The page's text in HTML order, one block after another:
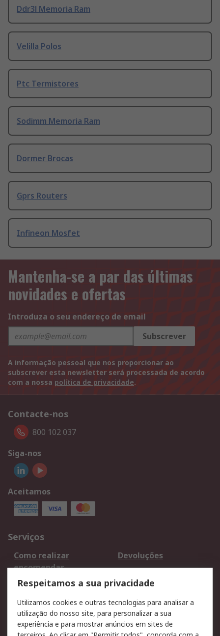
Ddr3l Memoria Ram
Velilla Polos
Ptc Termistores
Sodimm Memoria Ram
Dormer Brocas
Gprs Routers
Infineon Mosfet
Mantenha-se a par das últimas
novidades e ofertas
Introduza o seu endereço de email
Subscrever
A informação pessoal que nos proporcionar ao
subscrever esta newsletter será processada de acordo
com a nossa política de privacidade.
Contacte-nos
800 102 037
Siga-nos
Aceitamos
Serviços
Como realizar
encomendas
Devoluções
Formas de entrega
Qualidade e ambiente
Pagamento e
faturação
Respeitamos a sua privacidade
Utilizamos cookies e outras tecnologias para analisar a
utilização do nosso site, para personalizar a sua
experiência e para mostrar anúncios em sites de